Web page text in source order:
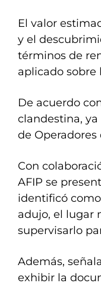
El valor
y el
términos de
aplicado sobre
De acuerdo
clandestina,
de Operadores
Con
AFIP se
identificó
adujo, el lugar
supervisarlo
Además,
exhibir la